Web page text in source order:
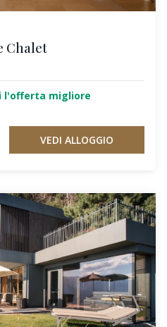
Chalet
l'offerta migliore
VEDI ALLOGGIO